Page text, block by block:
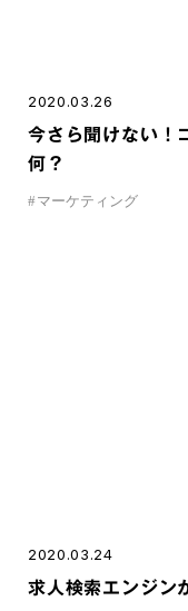
2020.03.26
今さら聞けない！
何？
# マーケティング
2020.03.24
求人検索エンジン